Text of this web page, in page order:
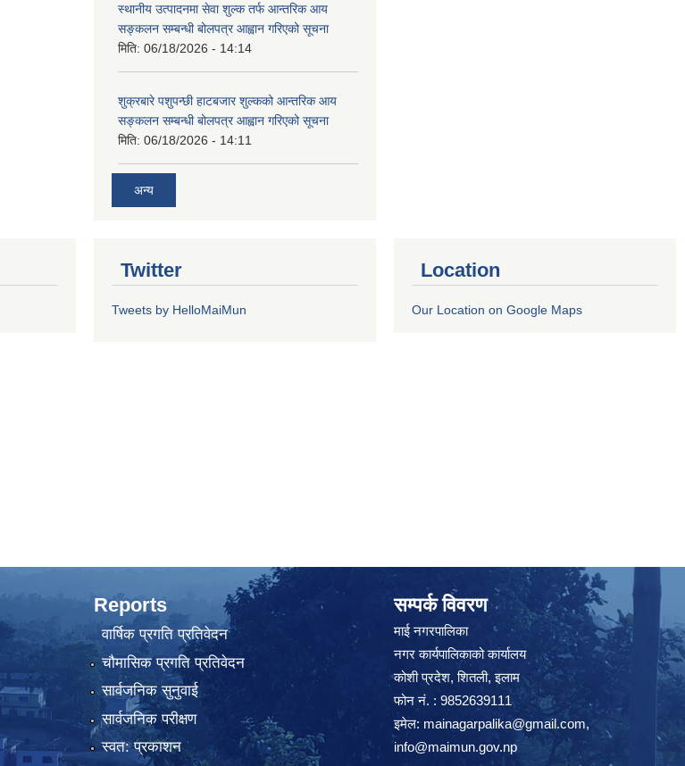
स्थानीय उत्पादनमा सेवा शुल्क तर्फ आन्तरिक आय
सङ्कलन सम्बन्धी बोलपत्र आह्वान गरिएको सूचना
मिति: 06/18/2026 - 14:14
शुक्रबारे पशुपन्छी हाटबजार शुल्कको आन्तरिक आय
सङ्कलन सम्बन्धी बोलपत्र आह्वान गरिएको सूचना
मिति: 06/18/2026 - 14:11
अन्य
Twitter
Tweets by HelloMaiMun
Location
Our Location on Google Maps
Reports
वार्षिक प्रगति प्रतिवेदन
चौमासिक प्रगति प्रतिवेदन
सार्वजनिक सुनुवाई
सार्वजनिक परीक्षण
स्वत: प्रकाशन
सम्पर्क विवरण
माई नगरपालिका
नगर कार्यपालिकाको कार्यालय
कोशी प्रदेश, शितली, इलाम
फोन नं. : 9852639111
इमेल: mainagarpalika@gmail.com,
info@maimun.gov.np